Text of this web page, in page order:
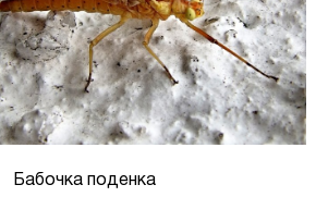
Бабочка поденка